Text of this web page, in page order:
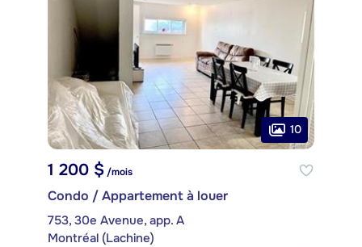
10
1 200 $ /mois
Condo / Appartement à louer
753, 30e Avenue, app. A
Montréal (Lachine)